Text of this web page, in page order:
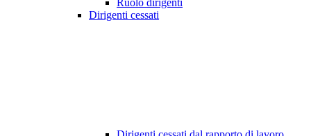
Ruolo dirigenti
Dirigenti cessati